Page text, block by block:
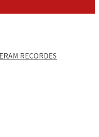
RECORDES